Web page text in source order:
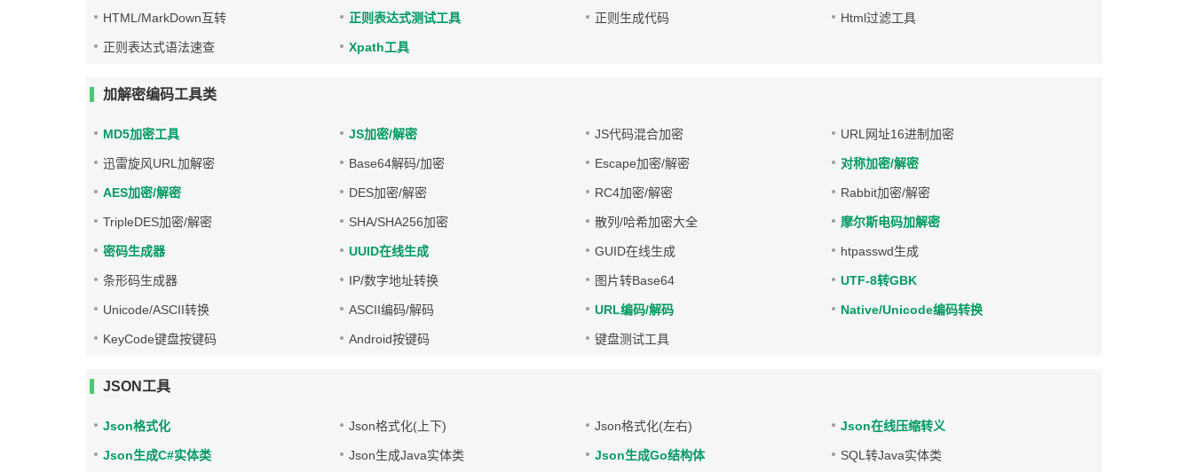
HTML/MarkDown互转 正则表达式测试工具 正则生成代码 Html过滤工具
正则表达式语法速查 Xpath工具
加解密编码工具类
MD5加密工具 JS加密/解密 JS代码混合加密 URL网址16进制加密
迅雷旋风URL加解密 Base64解码/加密 Escape加密/解密 对称加密/解密
AES加密/解密 DES加密/解密 RC4加密/解密 Rabbit加密/解密
TripleDES加密/解密 SHA/SHA256加密 散列/哈希加密大全 摩尔斯电码加解密
密码生成器 UUID在线生成 GUID在线生成 htpasswd生成
条形码生成器 IP/数字地址转换 图片转Base64 UTF-8转GBK
Unicode/ASCII转换 ASCII编码/解码 URL编码/解码 Native/Unicode编码转换
KeyCode键盘按键码 Android按键码 键盘测试工具
JSON工具
Json格式化 Json格式化(上下) Json格式化(左右) Json在线压缩转义
Json生成C#实体类 Json生成Java实体类 Json生成Go结构体 SQL转Java实体类